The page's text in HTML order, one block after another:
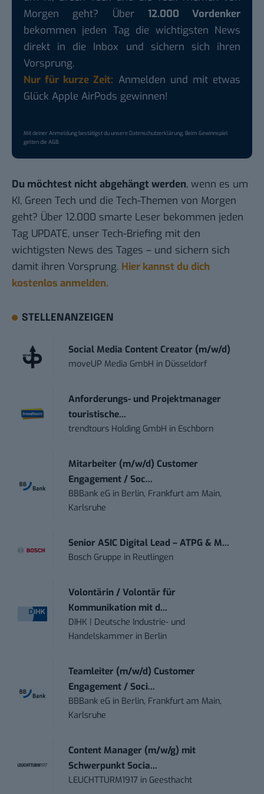
Morgen geht? Über 12.000 Vordenker
bekommen jeden Tag die wichtigsten News
direkt in die Inbox und sichern sich ihren
Vorsprung.
Nur für kurze Zeit: Anmelden und mit etwas
Glück Apple AirPods gewinnen!
Mit deiner Anmeldung bestätigst du unsereDatenschutzerklärung. Beim Gewinnspiel
gelten dieAGB.
Du möchtest nicht abgehängt werden, wenn es um
KI, Green Tech und die Tech-Themen von Morgen
geht? Über 12.000 smarte Leser bekommen jeden
Tag UPDATE, unser Tech-Briefing mit den
wichtigsten News des Tages – und sichern sich
damit ihren Vorsprung. Hier kannst du dich
kostenlos anmelden.
STELLENANZEIGEN
Social Media Content Creator (m/w/d)
moveUP Media GmbH in Düsseldorf
Anforderungs- und Projektmanager
touristische...
trendtours Holding GmbH in Eschborn
Mitarbeiter (m/w/d) Customer
Engagement / Soc...
BBBank eG in Berlin, Frankfurt am Main,
Karlsruhe
Senior ASIC Digital Lead – ATPG & M...
Bosch Gruppe in Reutlingen
Volontärin / Volontär für
Kommunikation mit d...
DIHK | Deutsche Industrie- und
Handelskammer in Berlin
Teamleiter (m/w/d) Customer
Engagement / Soci...
BBBank eG in Berlin, Frankfurt am Main,
Karlsruhe
Content Manager (m/w/g) mit
Schwerpunkt Socia...
LEUCHTTURM1917 in Geesthacht